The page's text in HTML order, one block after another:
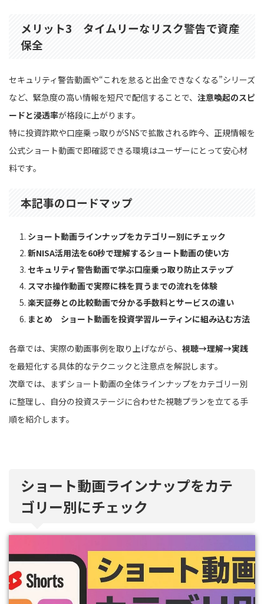
メリット3 タイムリーなリスク警告で資産
保全
セキュリティ警告動画や“これを怠ると出金できなくなる”シリーズ
など、緊急度の高い情報を短尺で配信することで、 注意喚起のスピ
ードと浸透率が格段に上がります。
特に投資詐欺や口座乗っ取りがSNSで拡散される昨今、正規情報を
公式ショート動画で即確認できる環境はユーザーにとって安心材
料です。
本記事のロードマップ
ショート動画ラインナップをカテゴリー別にチェック
新NISA活用法を60秒で理解するショート動画の使い方
セキュリティ警告動画で学ぶ口座乗っ取り防止ステップ
スマホ操作動画で実際に株を買うまでの流れを体験
楽天証券との比較動画で分かる手数料とサービスの違い
まとめ ショート動画を投資学習ルーティンに組み込む方法
各章では、実際の動画事例を取り上げながら、 視聴→理解→実践
を最短化する具体的なテクニックと注意点を解説します。
次章では、まずショート動画の全体ラインナップをカテゴリー別
に整理し、自分の投資ステージに合わせた視聴プランを立てる手
順を紹介します。
ショート動画ラインナップをカテ
ゴリー別にチェック